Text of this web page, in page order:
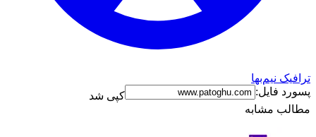
ترافیک نیم‌بها
پسورد فایل:
کپی شد
مطالب مشابه